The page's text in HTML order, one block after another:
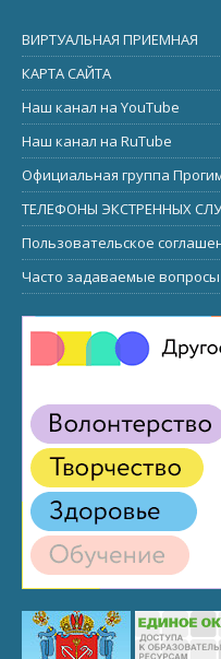
ВИРТУАЛЬНАЯ ПРИЕМНАЯ
КАРТА САЙТА
Наш канал на YouTube
Наш канал на RuTube
Официальная группа
ТЕЛЕФОНЫ ЭКСТРЕННЫХ
Пользовательское
Часто задаваемые вопросы